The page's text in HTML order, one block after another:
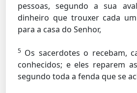
pessoas, segundo a sua
dinheiro que trouxer cada
para a casa do Senhor,
5 Os sacerdotes o recebam,
conhecidos; e eles reparem
segundo toda a fenda que se